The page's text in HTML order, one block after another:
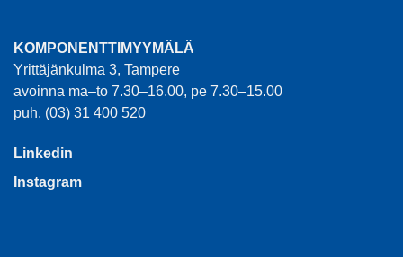
KOMPONENTTIMYYMÄLÄ
Yrittäjänkulma 3, Tampere
avoinna ma–to 7.30–16.00, pe 7.30–15.00
puh. (03) 31 400 520
Linkedin
Instagram